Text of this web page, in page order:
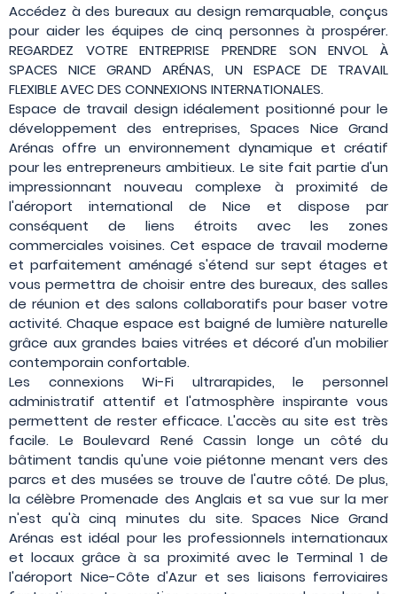
Accédez à des bureaux au design remarquable, conçus
pour aider les équipes de cinq personnes à prospérer.
REGARDEZ VOTRE ENTREPRISE PRENDRE SON ENVOL À
SPACES NICE GRAND ARÉNAS, UN ESPACE DE TRAVAIL
FLEXIBLE AVEC DES CONNEXIONS INTERNATIONALES.
Espace de travail design idéalement positionné pour le
développement des entreprises, Spaces Nice Grand
Arénas offre un environnement dynamique et créatif
pour les entrepreneurs ambitieux. Le site fait partie d'un
impressionnant nouveau complexe à proximité de
l'aéroport international de Nice et dispose par
conséquent de liens étroits avec les zones
commerciales voisines. Cet espace de travail moderne
et parfaitement aménagé s'étend sur sept étages et
vous permettra de choisir entre des bureaux, des salles
de réunion et des salons collaboratifs pour baser votre
activité. Chaque espace est baigné de lumière naturelle
grâce aux grandes baies vitrées et décoré d'un mobilier
contemporain confortable.
Les connexions Wi-Fi ultrarapides, le personnel
administratif attentif et l'atmosphère inspirante vous
permettent de rester efficace. L'accès au site est très
facile. Le Boulevard René Cassin longe un côté du
bâtiment tandis qu'une voie piétonne menant vers des
parcs et des musées se trouve de l'autre côté. De plus,
la célèbre Promenade des Anglais et sa vue sur la mer
n'est qu'à cinq minutes du site. Spaces Nice Grand
Arénas est idéal pour les professionnels internationaux
et locaux grâce à sa proximité avec le Terminal 1 de
l'aéroport Nice-Côte d'Azur et ses liaisons ferroviaires